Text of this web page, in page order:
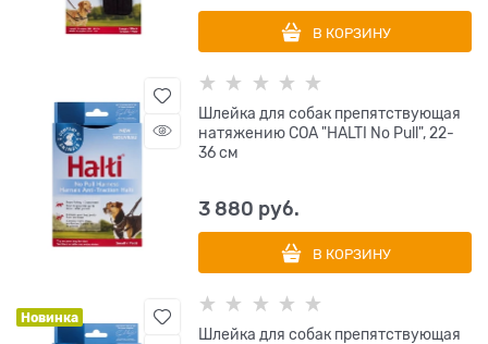
В КОРЗИНУ
Шлейка для собак препятствующая
натяжению COA "HALTI No Pull", 22-
36 см
3 880 руб.
В КОРЗИНУ
Новинка
Шлейка для собак препятствующая